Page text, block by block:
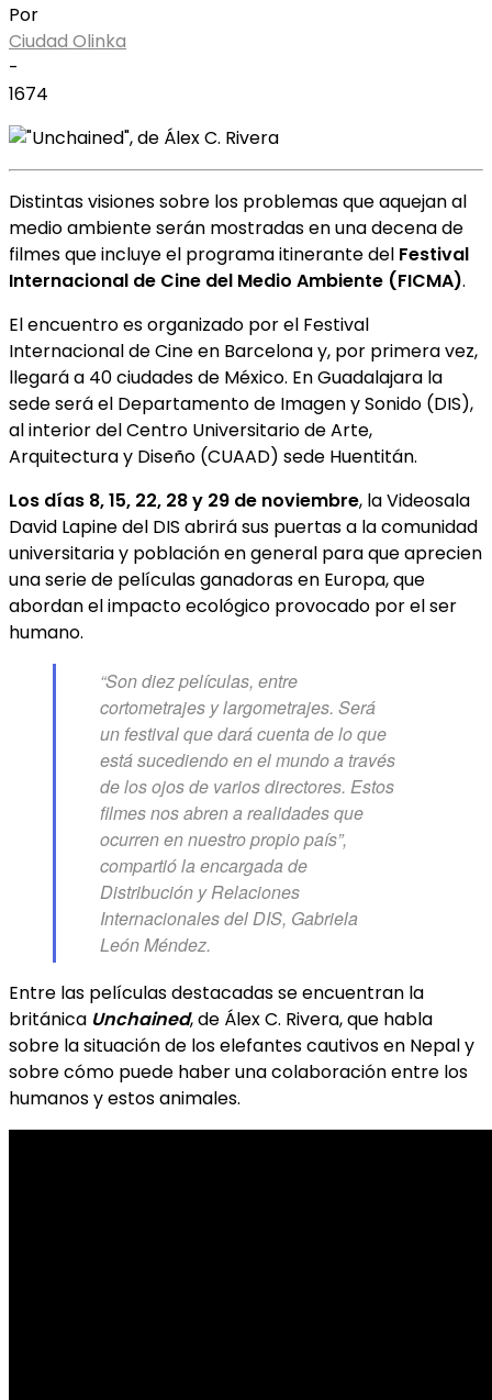
Por
Ciudad Olinka
-
1674
Distintas visiones sobre los problemas que aquejan al
medio ambiente serán mostradas en una decena de
filmes que incluye el programa itinerante del Festival
Internacional de Cine del Medio Ambiente (FICMA).
El encuentro es organizado por el Festival
Internacional de Cine en Barcelona y, por primera vez,
llegará a 40 ciudades de México. En Guadalajara la
sede será el Departamento de Imagen y Sonido (DIS),
al interior del Centro Universitario de Arte,
Arquitectura y Diseño (CUAAD) sede Huentitán.
Los días 8, 15, 22, 28 y 29 de noviembre, la Videosala
David Lapine del DIS abrirá sus puertas a la comunidad
universitaria y población en general para que aprecien
una serie de películas ganadoras en Europa, que
abordan el impacto ecológico provocado por el ser
humano.
“Son diez películas, entre
cortometrajes y largometrajes. Será
un festival que dará cuenta de lo que
está sucediendo en el mundo a través
de los ojos de varios directores. Estos
filmes nos abren a realidades que
ocurren en nuestro propio país”,
compartió la encargada de
Distribución y Relaciones
Internacionales del DIS, Gabriela
León Méndez.
Entre las películas destacadas se encuentran la
británica Unchained, de Álex C. Rivera, que habla
sobre la situación de los elefantes cautivos en Nepal y
sobre cómo puede haber una colaboración entre los
humanos y estos animales.